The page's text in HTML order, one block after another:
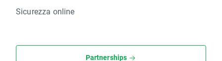
Sicurezza online
Partnerships